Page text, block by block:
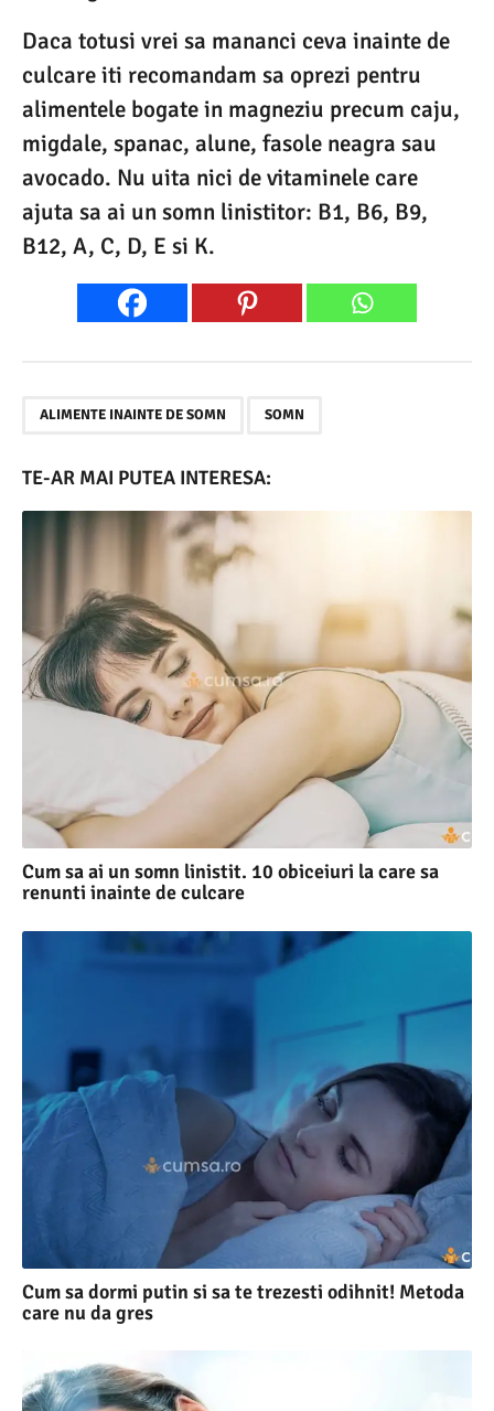
Daca totusi vrei sa mananci ceva inainte de
culcare iti recomandam sa oprezi pentru
alimentele bogate in magneziu precum caju,
migdale, spanac, alune, fasole neagra sau
avocado. Nu uita nici de vitaminele care
ajuta sa ai un somn linistitor: B1, B6, B9,
B12, A, C, D, E si K.
ALIMENTE INAINTE DE SOMN SOMN
TE-AR MAI PUTEA INTERESA:
Cum sa ai un somn linistit. 10 obiceiuri la care sa
renunti inainte de culcare
Cum sa dormi putin si sa te trezesti odihnit! Metoda
care nu da gres